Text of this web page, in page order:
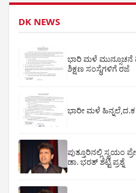
DK NEWS
ಭಾರಿ ಮಳೆ ಮುನ್ಸೂಚನೆ
ಶಿಕ್ಷಣ ಸಂಸ್ಥೆಗಳಿಗೆ ರಜೆ
ಭಾರೀ ಮಳೆ
ಪುತ್ತೂರಿನಲ್ಲಿ ಸ್ವಯಂ
ಡಾ. ಭರತ್ ಶೆಟ್ಟಿ ಪ್ರಶ್ನೆ